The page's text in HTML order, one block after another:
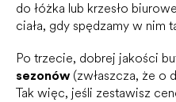
do łóżka lub krzesło
ciała, gdy spędzamy w nim
Po trzecie, dobrej jakości
sezonów (zwłaszcza, że o
Tak więc, jeśli zestawisz